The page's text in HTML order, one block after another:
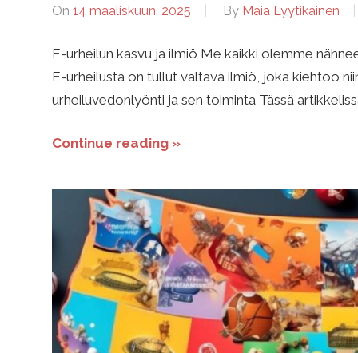
t
i
n
g
-
w
On 14 maaliskuun, 2025 By Maia Lyytikäinen
E-urheilun kasvu ja ilmiö Me kaikki olemme
E-urheilusta on tullut valtava ilmiö, joka kiehtoo
urheiluvedonlyönti ja sen toiminta Tässä
Continue reading »